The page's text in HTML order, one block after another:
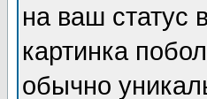
на ваш статус
картинка
обычно